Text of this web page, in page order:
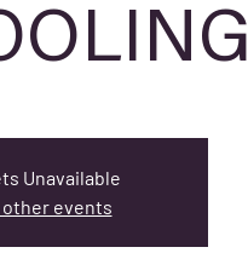
Unavailable
other events